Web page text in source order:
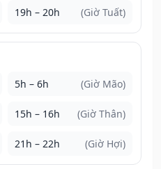
19h – 20h (Giờ Tuất)
5h – 6h (Giờ Mão)
15h – 16h (Giờ Thân)
21h – 22h (Giờ Hợi)